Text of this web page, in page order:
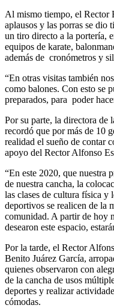
Al mismo tiempo, el Rector
aplausos y las porras se dio
un tiro directo a la portería,
equipos de karate,
además de cronómetros y
“En otras visitas también
como balones. Con esto se
preparados, para poder
Por su parte, la directora de
recordó que por más de 10
realidad el sueño de contar
apoyo del Rector Alfonso
“En este 2020, que nuestra
de nuestra cancha, la
las clases de cultura física y
deportivos se realicen de la
comunidad. A partir de hoy
desearon este espacio,
Por la tarde, el Rector
Benito Juárez García,
quienes observaron con
de la cancha de usos
deportes y realizar
cómodas.